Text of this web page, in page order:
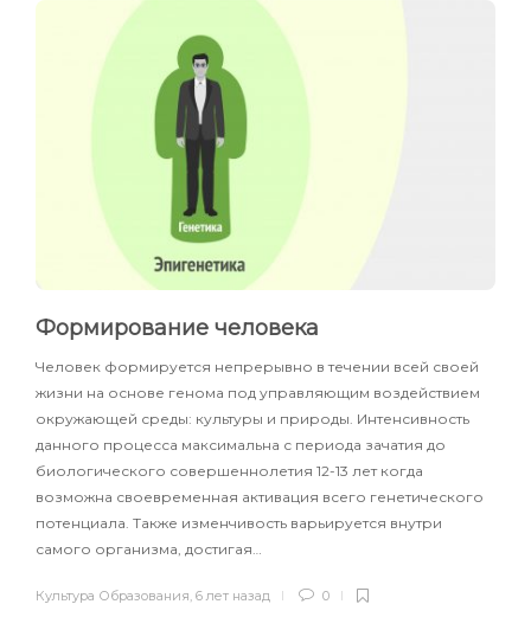
Формирование человека
Человек формируется непрерывно в течении всей своей
жизни на основе генома под управляющим воздействием
окружающей среды: культуры и природы. Интенсивность
данного процесса максимальна с периода зачатия до
биологического совершеннолетия 12-13 лет когда
возможна своевременная активация всего генетического
потенциала. Также изменчивость варьируется внутри
самого организма, достигая…
Культура Образования, 6 лет назад 0